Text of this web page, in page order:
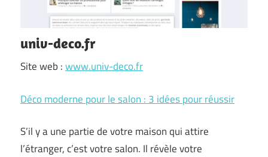
univ-deco.fr
Site web :www.univ-deco.fr
Déco moderne pour le salon : 3 idées pour réussir
S’il y a une partie de votre maison qui attire
l’étranger, c’est votre salon. Il révèle votre